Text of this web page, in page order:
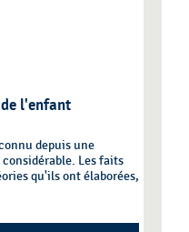
l'enfant
depuis une
Les faits
qu'ils ont élaborées,